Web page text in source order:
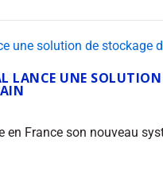
LANCE UNE SOLUTION
en France son nouveau